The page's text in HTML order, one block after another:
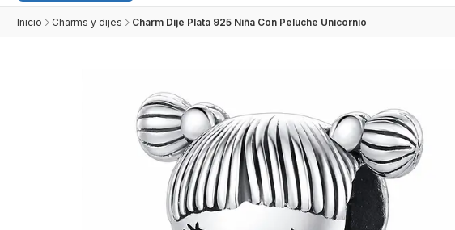
Inicio Charms y dijes Charm Dije Plata 925 Niña Con Peluche Unicornio